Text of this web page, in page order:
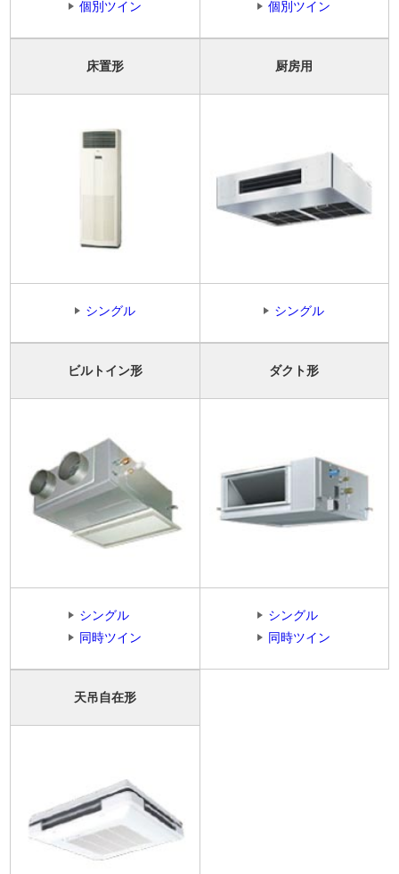
個別ツイン 個別ツイン
床置形
シングル
厨房用
シングル
ビルトイン形
シングル
同時ツイン
ダクト形
シングル
同時ツイン
天吊自在形